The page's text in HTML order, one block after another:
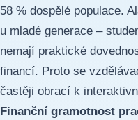
58 % dospělé populace.
u mladé generace –
nemají praktické
financí. Proto se
častěji obrací k
Finanční gramotnost